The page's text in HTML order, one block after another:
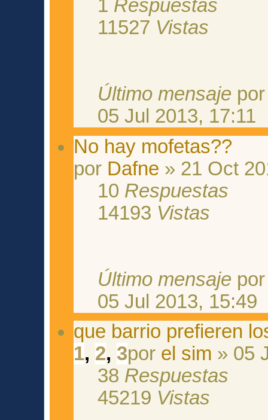
1 Respuestas
11527 Vistas
Último mensaje
05 Jul 2013, 17:11
No hay mofetas??
por Dafne » 21 Oct
10 Respuestas
14193 Vistas
Último mensaje
05 Jul 2013, 15:49
que barrio prefieren
1, 2, 3por el sim » 05
38 Respuestas
45219 Vistas